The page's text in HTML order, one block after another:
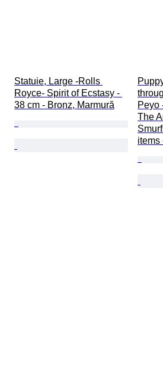
Statuie, Large -Rolls
Royce- Spirit of Ecstasy -
38 cm - Bronz, Marmură
Peyo
The
items